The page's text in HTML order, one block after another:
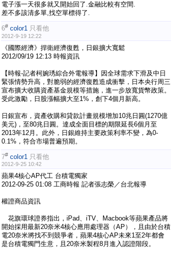
電子漲一天很多就又開始回了.金融比較有空間.
差不多該清多單,找空單標得了.
6# color1 只看他
2012-9-19 12:22
《國際經濟》捍衛經濟復甦，日銀擴大寬鬆
2012/09/19 12:13 時報資訊
【時報-記者柯婉琇綜合外電報導】因全球需求下滑及中日
緊張情勢升高，對脆弱的經濟復甦造成衝擊，日本央行周三
宣布擴大收購資產基金規模等措施，進一步放寬貨幣政策。
受此激勵，日股漲幅擴大至1%，創下4個月新高。
日銀宣布，資產收購和貸款計畫規模增加10兆日圓(1270億
美元)，至80兆日圓。達成全面目標的期限延長6個月至
2013年12月。此外，日銀維持主要政策利率不變，為0-
0.1%，符合市場普遍預期。
7# color1 只看他
2012-9-25 10:42
蘋果4核心AP代工 台積電獨家
2012-09-25 01:08 工商時報 記者張志榮／台北報導
權證商品資訊
花旗環球證券指出，iPad、iTV、Macbook等蘋果產品將
開始採用最新20奈米4核心應用處理器（AP），且由於台積
電20奈米將找不到競爭者，蘋果4核心AP未來1至2年都會
是台積電獨門生意，且20奈米製程8月進入認證階段。